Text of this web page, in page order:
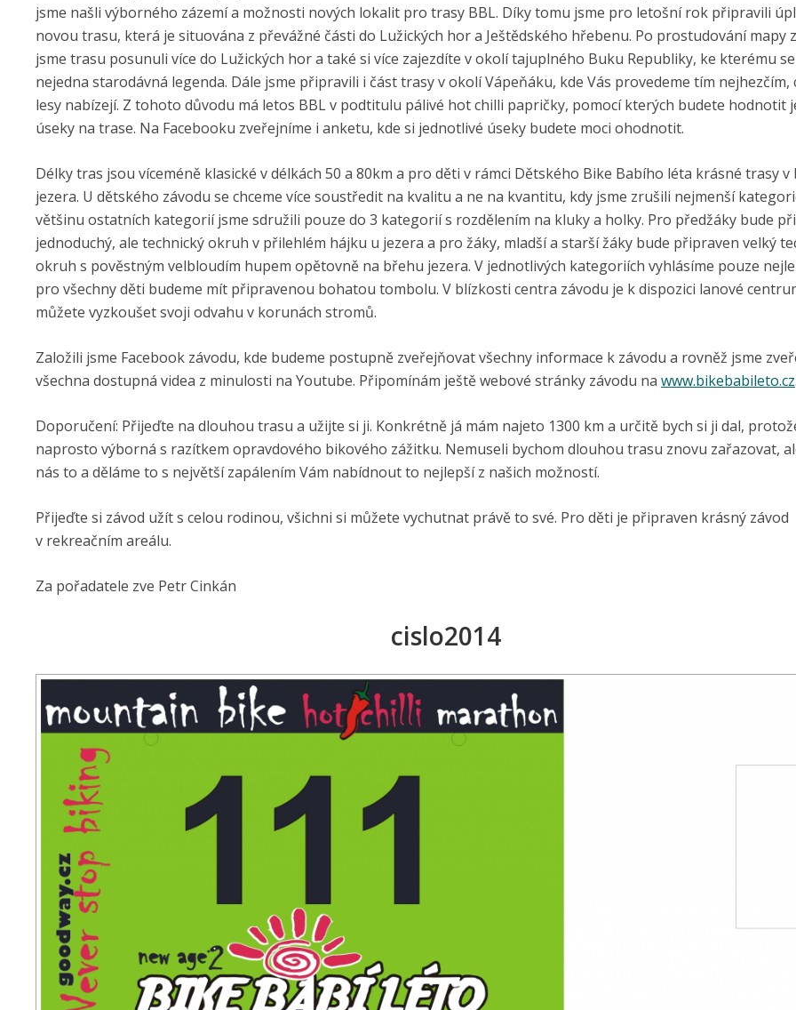
jsme našli výborného zázemí a možnosti nových lokalit pro trasy BBL. Díky tomu jsme pro letošní rok připravili
novou trasu, která je situována z převážné části do Lužických hor a Ještědského hřebenu. Po prostudování mapy
jsme trasu posunuli více do Lužických hor a také si více zajezdíte v okolí tajuplného Buku Republiky, ke kterému
nejedna starodávná legenda. Dále jsme připravili i část trasy v okolí Vápeňáku, kde Vás provedeme tím nejhezčím,
lesy nabízejí. Z tohoto důvodu má letos BBL v podtitulu pálivé hot chilli papričky, pomocí kterých budete hodnotit
úseky na trase. Na Facebooku zveřejníme i anketu, kde si jednotlivé úseky budete moci ohodnotit.
Délky tras jsou víceméně klasické v délkách 50 a 80km a pro děti v rámci Dětského Bike Babího léta krásné trasy v
jezera. U dětského závodu se chceme více soustředit na kvalitu a ne na kvantitu, kdy jsme zrušili nejmenší
většinu ostatních kategorií jsme sdružili pouze do 3 kategorií s rozdělením na kluky a holky. Pro předžáky bude
jednoduchý, ale technický okruh v přilehlém hájku u jezera a pro žáky, mladší a starší žáky bude připraven velký
okruh s pověstným velbloudím hupem opětovně na břehu jezera. V jednotlivých kategoriích vyhlásíme pouze
pro všechny děti budeme mít připravenou bohatou tombolu. V blízkosti centra závodu je k dispozici lanové
můžete vyzkoušet svoji odvahu v korunách stromů.
Založili jsme Facebook závodu, kde budeme postupně zveřejňovat všechny informace k závodu a rovněž jsme
všechna dostupná videa z minulosti na Youtube. Připomínám ještě webové stránky závodu na www.bikebabileto.cz.
Doporučení: Přijeďte na dlouhou trasu a užijte si ji. Konkrétně já mám najeto 1300 km a určitě bych si ji dal,
naprosto výborná s razítkem opravdového bikového zážitku. Nemuseli bychom dlouhou trasu znovu zařazovat,
nás to a děláme to s největší zapálením Vám nabídnout to nejlepší z našich možností.
Přijeďte si závod užít s celou rodinou, všichni si můžete vychutnat právě to své. Pro děti je připraven krásný závod
v rekreačním areálu.
Za pořadatele zve Petr Cinkán
cislo2014